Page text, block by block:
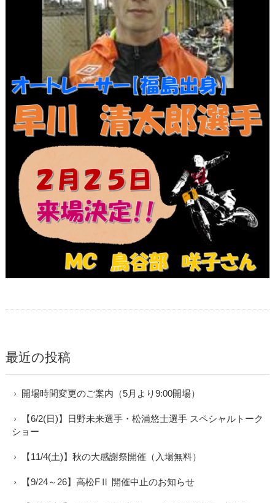
最近の投稿
開場時間変更のご案内（5月より9:00開場）
【6/2(日)】日野未来選手・松浦悠士選手 スペシャルトーク
ショー
【11/4(土)】秋の大感謝祭開催（入場無料）
【9/24～26】高松FⅡ 開催中止のお知らせ